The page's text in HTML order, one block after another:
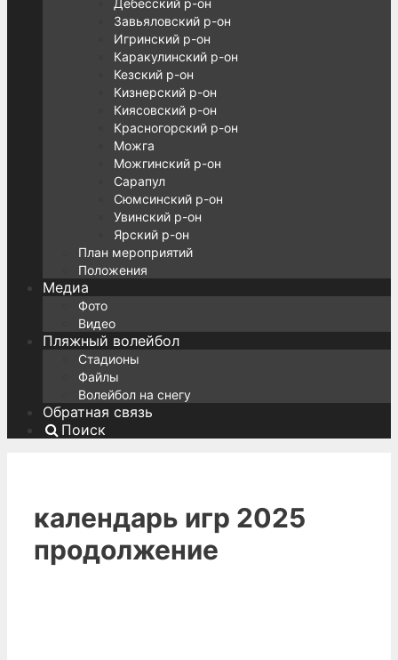
Дебёсский р-он
Завьяловский р-он
Игринский р-он
Каракулинский р-он
Кезский р-он
Кизнерский р-он
Киясовский р-он
Красногорский р-он
Можга
Можгинский р-он
Сарапул
Сюмсинский р-он
Увинский р-он
Ярский р-он
План мероприятий
Положения
Медиа
Фото
Видео
Пляжный волейбол
Стадионы
Файлы
Волейбол на снегу
Обратная связь
Поиск
календарь игр 2025
продолжение